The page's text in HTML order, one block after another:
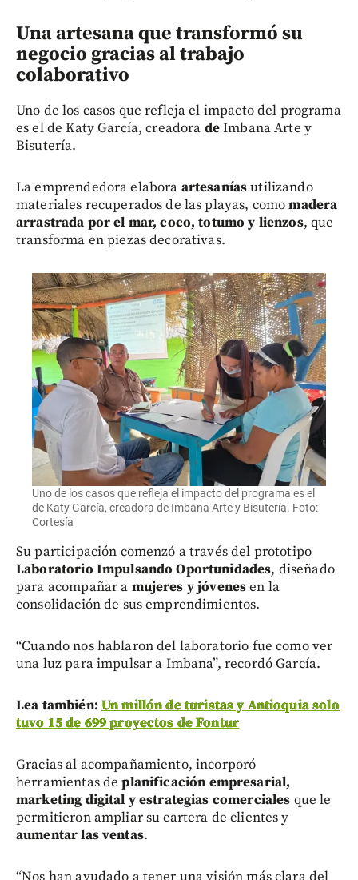
Una artesana que transformó su
negocio gracias al trabajo
colaborativo
Uno de los casos que refleja el impacto del programa
es el de Katy García, creadora deImbana Arte y
Bisutería.
La emprendedora elabora artesaníasutilizando
materiales recuperados de las playas, comomadera
arrastrada por el mar, coco, totumo y lienzos, que
transforma en piezas decorativas.
Uno de los casos que refleja el impacto del programa es el
de Katy García, creadora de Imbana Arte y Bisutería. Foto:
Cortesía
Su participación comenzó a través del prototipo
Laboratorio Impulsando Oportunidades, diseñado
para acompañar a mujeres y jóvenesen la
consolidación de sus emprendimientos.
“Cuando nos hablaron del laboratorio fue como ver
una luz para impulsar a Imbana”, recordó García.
Lea también: Un millón de turistas y Antioquia solo
tuvo 15 de 699 proyectos de Fontur
Gracias al acompañamiento, incorporó
herramientas deplanificación empresarial,
marketing digital y estrategias comerciales que le
permitieron ampliar su cartera de clientes y
aumentar las ventas.